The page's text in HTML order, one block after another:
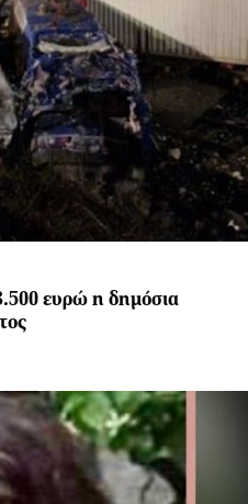
ευρώ η δημόσια